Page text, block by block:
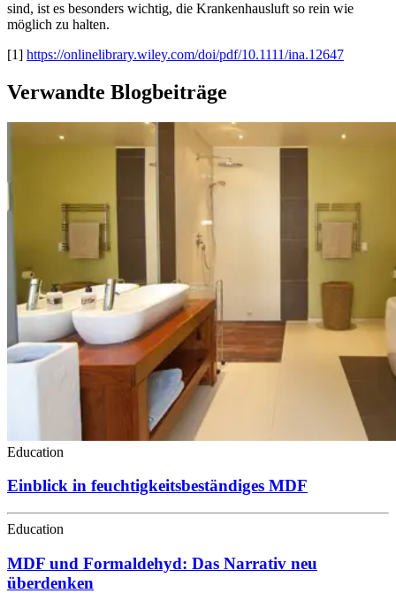
sind, ist es besonders wichtig, die Krankenhausluft so rein wie
möglich zu halten.
[1] https://onlinelibrary.wiley.com/doi/pdf/10.1111/ina.12647
Verwandte Blogbeiträge
Education
Einblick in feuchtigkeitsbeständiges MDF
Education
MDF und Formaldehyd: Das Narrativ neu
überdenken